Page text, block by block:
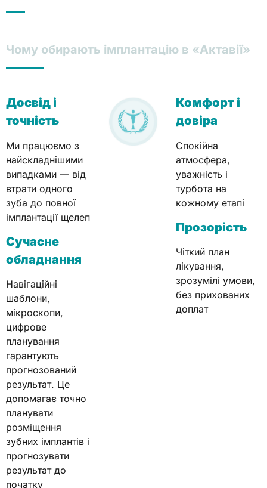
Чому обирають імплантацію в «Актавії»
Досвід і
точність
Ми працюємо з
найскладнішими
випадками — від
втрати одного
зуба до повної
імплантації щелеп
Сучасне
обладнання
Навігаційні
шаблони,
мікроскопи,
цифрове
планування
гарантують
прогнозований
результат. Це
допомагає точно
планувати
розміщення
зубних імплантів і
прогнозувати
результат до
початку
Комфорт і
довіра
Спокійна
атмосфера,
уважність і
турбота на
кожному етапі
Прозорість
Чіткий план
лікування,
зрозумілі умови,
без прихованих
доплат